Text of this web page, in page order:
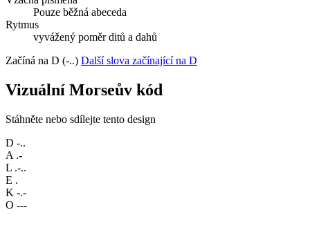
Pouze běžná abeceda
Rytmus
vyvážený poměr ditů a dahů
Začíná na D (-..) Další slova začínající na D
Vizuální Morseův kód
Stáhněte nebo sdílejte tento design
D -..
A .-
L .-..
E .
K -.-
O ---